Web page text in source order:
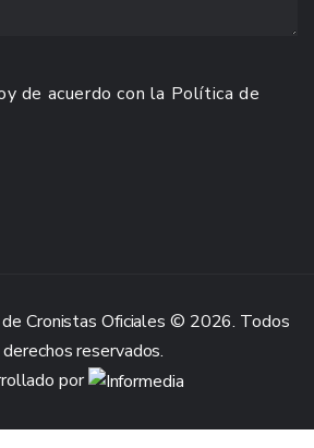
de acuerdo con la Política de
de Cronistas Oficiales © 2026. Todos
reservados.
por